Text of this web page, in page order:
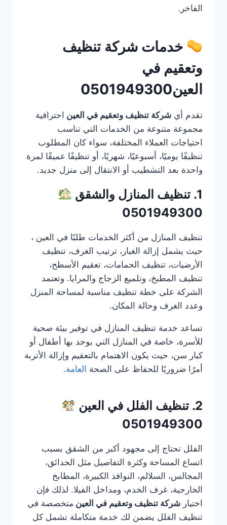
الفاخر.
خدمات شركة تنظيف
وتعقيم في
العين0501949300
تقدم أي شركة تنظيف وتعقيم في العين احترافية
مجموعة متنوعة من الخدمات التي تناسب
احتياجات العملاء المختلفة، سواء كان المطلوب
تنظيفًا يوميًا، أسبوعيًا، شهريًا، أو تنظيفًا عميقًا لمرة
واحدة بعد التشطيب أو الانتقال إلى منزل جديد.
1. تنظيف المنازل والشقق
0501949300
تنظيف المنازل من أكثر الخدمات طلبًا في العين ،
حيث يشمل إزالة الغبار، ترتيب الغرف، تنظيف
الأرضيات، تنظيف الحمامات، تعقيم الأسطح،
تنظيف المطبخ، وتلميع الزجاج والمرايا. وتعتمد
الشركة على خطة تنظيف مناسبة لمساحة المنزل
وعدد الغرف وحالة المكان.
تساعد خدمة تنظيف المنازل في توفير بيئة صحية
للأسرة، خاصة في المنازل التي يوجد بها أطفال أو
كبار سن، حيث يكون الاهتمام بالتعقيم وإزالة الأتربة
أمرًا ضروريًا للحفاظ على الصحة العامة.
2. تنظيف الفلل في العين
0501949300
الفلل تحتاج إلى مجهود أكبر من الشقق بسبب
اتساع المساحة وكثرة التفاصيل مثل الحدائق،
المجالس، السلالم، النوافذ الكبيرة، المطابخ
الخارجية، غرف الخدم، ومداخل الفيلا. لذلك فإن
اختيار شركة تنظيف وتعقيم في العين متخصصة في
تنظيف الفلل يضمن لك خدمة متكاملة تشمل كل